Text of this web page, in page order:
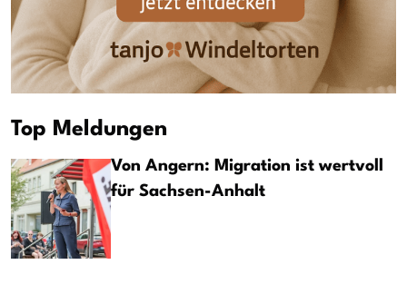
Top Meldungen
Von Angern: Migration ist wertvoll
für Sachsen-Anhalt